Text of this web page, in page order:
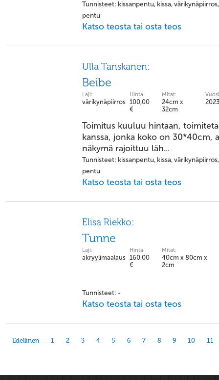
Tunnisteet: kissanpentu, kissa,
pentu
Katso teosta tai osta teos
Ulla Tanskanen:
Beibe
Laji:
värikynäpiirros
Hinta:
100,00
€
Mitat:
24cm x
32cm
2023
Toimitus kuuluu hintaan,
kanssa, jonka koko on 30*40cm,
näkymä rajoittuu läh...
Tunnisteet: kissanpentu, kissa,
pentu
Katso teosta tai osta teos
Elisa Riekko:
Tunne
Laji:
akryylimaalaus
Hinta:
160,00
€
Mitat:
40cm x 80cm x
2cm
Tunnisteet: -
Katso teosta tai osta teos
Edellinen 1 2 3 4 5 6 7 8 9 10 11